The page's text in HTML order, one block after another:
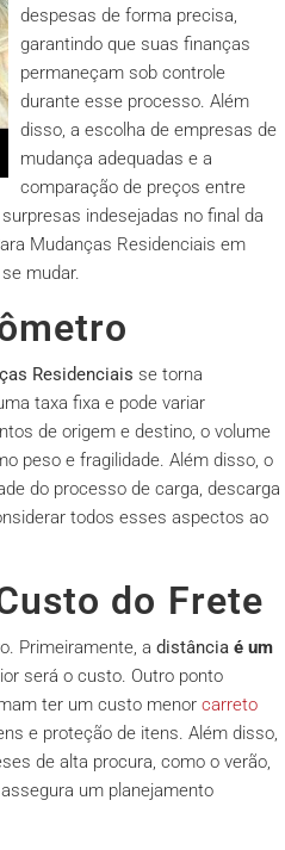
despesas de forma precisa,
garantindo que suas finanças
permaneçam sob controle
durante esse processo. Além
disso, a escolha de empresas de
mudança adequadas e a
comparação de preços entre
indesejadas no final da
Mudanças Residenciais em
mudar.
Residenciais se torna
taxa fixa e pode variar
de origem e destino, o volume
peso e fragilidade. Além disso, o
do processo de carga, descarga
todos esses aspectos ao
do Frete
Primeiramente, a distância é um
será o custo. Outro ponto
ter um custo menor carreto
e proteção de itens. Além disso,
de alta procura, como o verão,
um planejamento